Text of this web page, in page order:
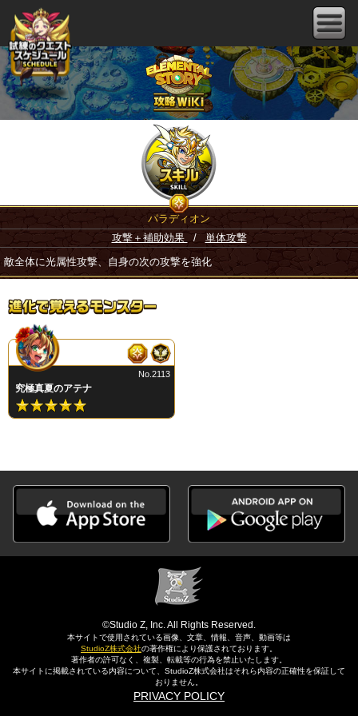
パラディオン
攻撃＋補助効果
/ 単体攻撃
敵全体に光属性攻撃、自身の次の攻撃を強化
究極真夏のアテナ
No.2113
©Studio Z, Inc. All Rights Reserved.
本サイトで使用されている画像、文章、情報、音声、動画等は
StudioZ株式会社の著作権により保護されております。
著作者の許可なく、複製、転載等の行為を禁止いたします。
本サイトに掲載されている内容について、StudioZ株式会社はそれら内容の正確性を保証して
おりません。
PRIVACY POLICY